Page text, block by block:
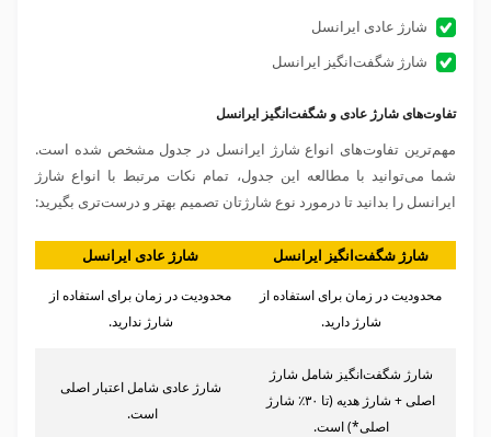
شارژ عادی ایرانسل
شارژ شگفت‌انگیز ایرانسل
تفاوت‌های شارژ عادی و شگفت‌انگیز ایرانسل
مهم‌ترین تفاوت‌های انواع شارژ‌ ایرانسل در جدول مشخص شده است.
شما می‌توانید با مطالعه این جدول، تمام نکات مرتبط با انواع شارژ
ایرانسل را بدانید تا درمورد نوع شارژتان تصمیم بهتر و درست‌تری بگیرید:
شارژ شگفت‌انگیز ایرانسل شارژ عادی ایرانسل
محدودیت در زمان برای استفاده از
شارژ دارید.
محدودیت در زمان برای استفاده از
شارژ‌ ندارید.
شارژ شگفت‌انگیز شامل شارژ
اصلی + شارژ هدیه (تا ۳۰٪ شارژ
اصلی*) است.
شارژ عادی شامل اعتبار اصلی
است.